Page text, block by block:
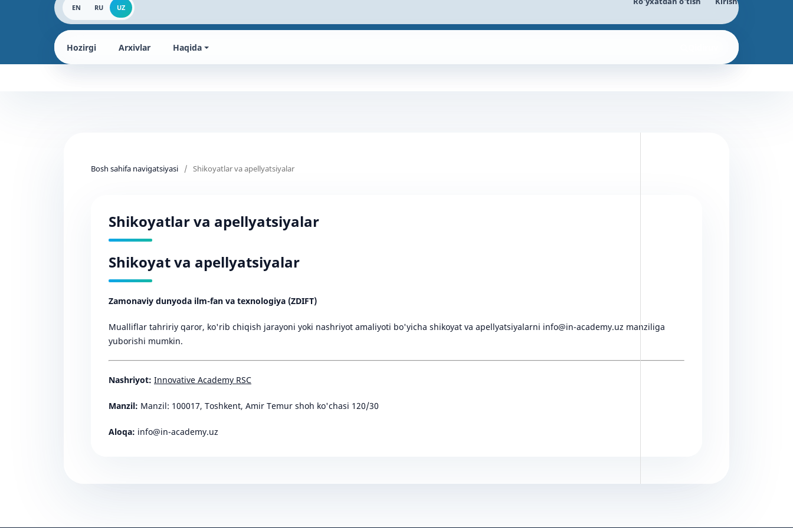
EN RU UZ
Hozirgi Arxivlar Haqida
Bosh sahifa navigatsiyasi / Shikoyatlar va apellyatsiyalar
Shikoyatlar va apellyatsiyalar
Shikoyat va apellyatsiyalar
Zamonaviy dunyoda ilm-fan va texnologiya (ZDIFT)
Mualliflar tahririy qaror, ko'rib chiqish jarayoni yoki nashriyot amaliyoti bo'yicha shikoyat va apellyatsiyalarni info@in-academy.uz manziliga
yuborishi mumkin.
Nashriyot: Innovative Academy RSC
Manzil: Manzil: 100017, Toshkent, Amir Temur shoh ko'chasi 120/30
Aloqa: info@in-academy.uz